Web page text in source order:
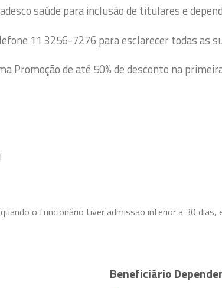
saúde para inclusão de titulares e
11 3256-7276 para esclarecer todas as
Promoção de até 50% de desconto na
o funcionário tiver admissão inferior a 30
Beneficiário